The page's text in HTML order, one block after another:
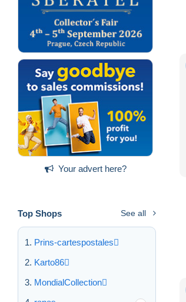
Your advert here?
Top Shops See all
Prins-cartespostales
Karto86
MondialCollection